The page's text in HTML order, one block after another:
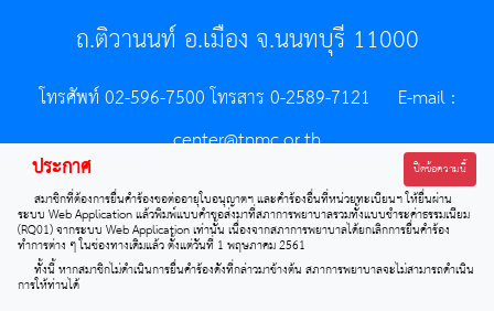
ถ.ติวานนท์ อ.เมือง จ.นนทบุรี 11000
โทรศัพท์ 02-596-7500 โทรสาร 0-2589-7121 E-mail :
center@tnmc.or.th
All right reserved by www.tnmc.or.th
ประกาศ ปิดข้อความนี้
สมาชิกที่ต้องการยื่นคำร้องขอต่ออายุใบอนุญาตฯ และคำร้องอื่นที่หน่วยทะเบียนฯ ให้ยื่นผ่าน
ระบบ Web Application แล้วพิมพ์แบบคำขอส่งมาที่สภาการพยาบาลรวมทั้งแบบชำระค่าธรรมเนียม
(RQ01) จากระบบ Web Application เท่านั้น เนื่องจากสภาการพยาบาลได้ยกเลิกการยื่นคำร้อง
ทำการต่าง ๆ ในช่องทางเดิมแล้ว ตั้งแต่วันที่ 1 พฤษภาคม 2561
ทั้งนี้ หากสมาชิกไม่ดำเนินการยื่นคำร้องดังที่กล่าวมาข้างต้น สภาการพยาบาลจะไม่สามารถดำเนิน
การให้ท่านได้